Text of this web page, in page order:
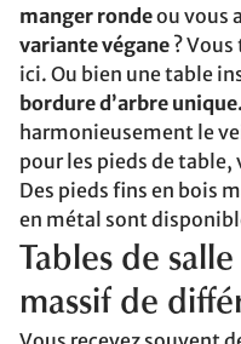
manger rondeou vous
variante végane ?
ici. Ou bien une table
bordure d’arbre unique.
harmonieusement le
pour les pieds de
Des pieds fins en bois
en métal sont
Tables de
massif de